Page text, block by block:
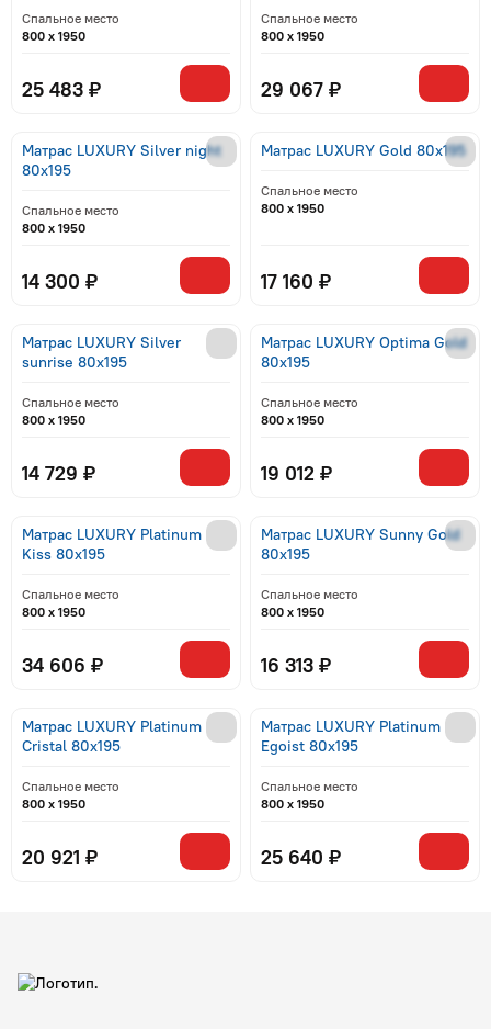
Спальное место
800 x 1950
25 483 ₽
Спальное место
800 x 1950
29 067 ₽
Матрас LUXURY Silver night
80x195
Спальное место
800 x 1950
14 300 ₽
Матрас LUXURY Gold 80x195
Спальное место
800 x 1950
17 160 ₽
Матрас LUXURY Silver
sunrise 80x195
Спальное место
800 x 1950
14 729 ₽
Матрас LUXURY Optima Gold
80x195
Спальное место
800 x 1950
19 012 ₽
Матрас LUXURY Platinum
Kiss 80x195
Спальное место
800 x 1950
34 606 ₽
Матрас LUXURY Sunny Gold
80x195
Спальное место
800 x 1950
16 313 ₽
Матрас LUXURY Platinum
Cristal 80x195
Спальное место
800 x 1950
20 921 ₽
Матрас LUXURY Platinum
Egoist 80x195
Спальное место
800 x 1950
25 640 ₽